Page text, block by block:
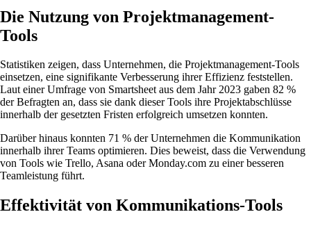
Die Nutzung von Projektmanagement-
Tools
Statistiken zeigen, dass Unternehmen, die Projektmanagement-Tools
einsetzen, eine signifikante Verbesserung ihrer Effizienz feststellen.
Laut einer Umfrage von Smartsheet aus dem Jahr 2023 gaben 82 %
der Befragten an, dass sie dank dieser Tools ihre Projektabschlüsse
innerhalb der gesetzten Fristen erfolgreich umsetzen konnten.
Darüber hinaus konnten 71 % der Unternehmen die Kommunikation
innerhalb ihrer Teams optimieren. Dies beweist, dass die Verwendung
von Tools wie Trello, Asana oder Monday.com zu einer besseren
Teamleistung führt.
Effektivität von Kommunikations-Tools